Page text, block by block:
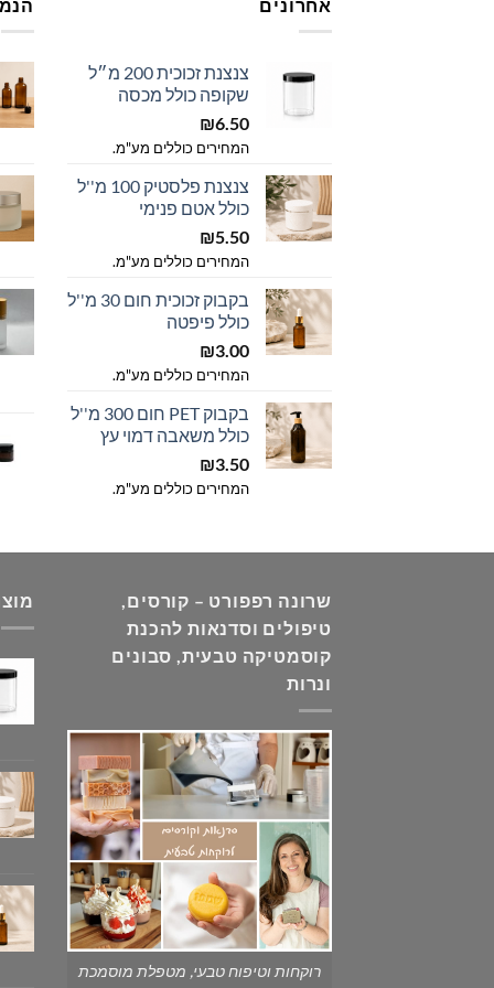
אחרונים
צנצנת זכוכית 200 מ״ל
שקופה כולל מכסה
₪6.50
המחירים כוללים מע"מ.
צנצנת פלסטיק 100 מ''ל
כולל אטם פנימי
₪5.50
המחירים כוללים מע"מ.
בקבוק זכוכית חום 30 מ''ל
כולל פיפטה
₪3.00
המחירים כוללים מע"מ.
בקבוק PET חום 300 מ''ל
כולל משאבה דמוי עץ
₪3.50
המחירים כוללים מע"מ.
שרונה רפפורט – קורסים,
טיפולים וסדנאות להכנת
קוסמטיקה טבעית, סבונים
ונרות
רוקחות וטיפוח טבעי, מטפלת מוסמכת